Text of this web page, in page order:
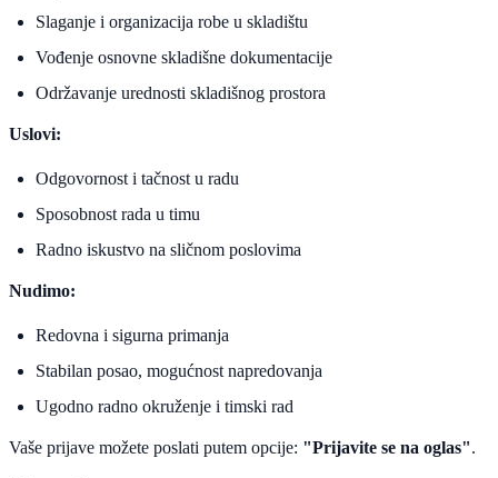
Slaganje i organizacija robe u skladištu
Vođenje osnovne skladišne dokumentacije
Održavanje urednosti skladišnog prostora
Uslovi:
Odgovornost i tačnost u radu
Sposobnost rada u timu
Radno iskustvo na sličnom poslovima
Nudimo:
Redovna i sigurna primanja
Stabilan posao, mogućnost napredovanja
Ugodno radno okruženje i timski rad
Vaše prijave možete poslati putem opcije: "Prijavite se na oglas".